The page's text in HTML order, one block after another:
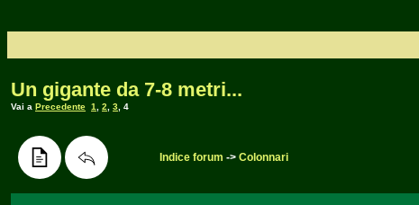
Un gigante da 7-8 metri...
Vai a Precedente 1 2 3 4
Indice forum -> Colonnari